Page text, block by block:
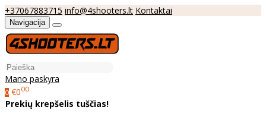
+37067883715 info@4shooters.lt Kontaktai
Navigacija
Mano paskyra
0 €000
Prekių krepšelis tuščias!